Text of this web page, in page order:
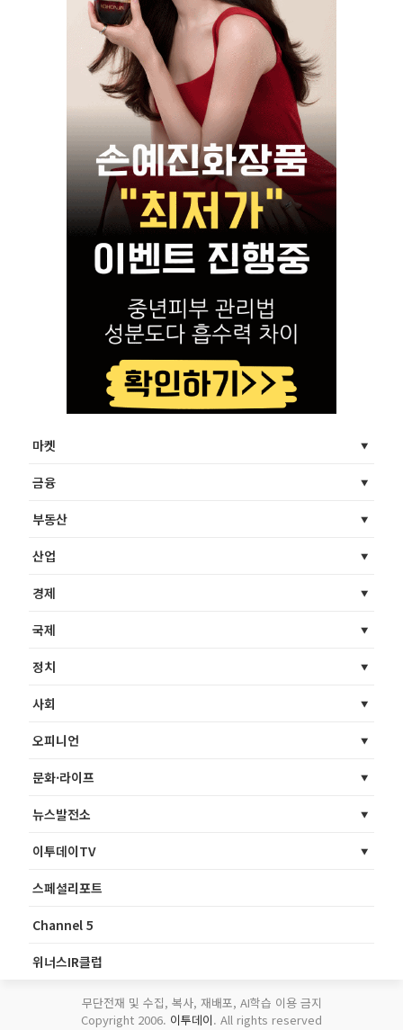
마켓
금융
부동산
산업
경제
국제
정치
사회
오피니언
문화·라이프
뉴스발전소
이투데이TV
스페셜리포트
Channel 5
위너스IR클럽
무단전재 및 수집, 복사, 재배포, AI학습 이용 금지
Copyright 2006. 이투데이. All rights reserved